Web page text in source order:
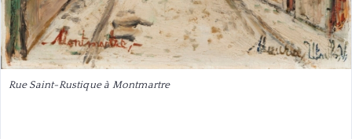
Rue Saint-Rustique à Montmartre